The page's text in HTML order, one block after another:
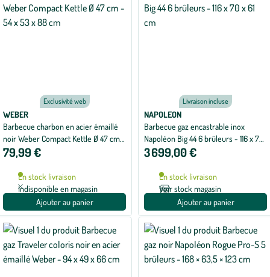
Exclusivité web
WEBER
Barbecue charbon en acier émaillé
noir Weber Compact Kettle Ø 47 cm -
54 x 53 x 88 cm
79,99 €
En stock livraison
Indisponible en magasin
Ajouter au panier
Livraison incluse
NAPOLEON
Barbecue gaz encastrable inox
Napoléon Big 44 6 brûleurs - 116 x 70
x 61 cm
3 699,00 €
En stock livraison
Voir stock magasin
Ajouter au panier